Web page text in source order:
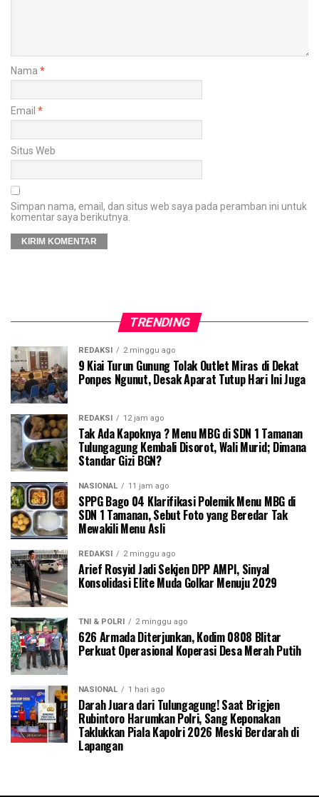
Nama *
Email *
Situs Web
Simpan nama, email, dan situs web saya pada peramban ini untuk
komentar saya berikutnya.
TRENDING
REDAKSI 2 minggu ago
9 Kiai Turun Gunung Tolak Outlet Miras di Dekat
Ponpes Ngunut, Desak Aparat Tutup Hari Ini Juga
REDAKSI 12 jam ago
Tak Ada Kapoknya ? Menu MBG di SDN 1 Tamanan
Tulungagung Kembali Disorot, Wali Murid; Dimana
Standar Gizi BGN?
NASIONAL 11 jam ago
SPPG Bago 04 Klarifikasi Polemik Menu MBG di
SDN 1 Tamanan, Sebut Foto yang Beredar Tak
Mewakili Menu Asli
REDAKSI 2 minggu ago
Arief Rosyid Jadi Sekjen DPP AMPI, Sinyal
Konsolidasi Elite Muda Golkar Menuju 2029
TNI & POLRI 2 minggu ago
626 Armada Diterjunkan, Kodim 0808 Blitar
Perkuat Operasional Koperasi Desa Merah Putih
NASIONAL 1 hari ago
Darah Juara dari Tulungagung! Saat Brigjen
Rubintoro Harumkan Polri, Sang Keponakan
Taklukkan Piala Kapolri 2026 Meski Berdarah di
Lapangan